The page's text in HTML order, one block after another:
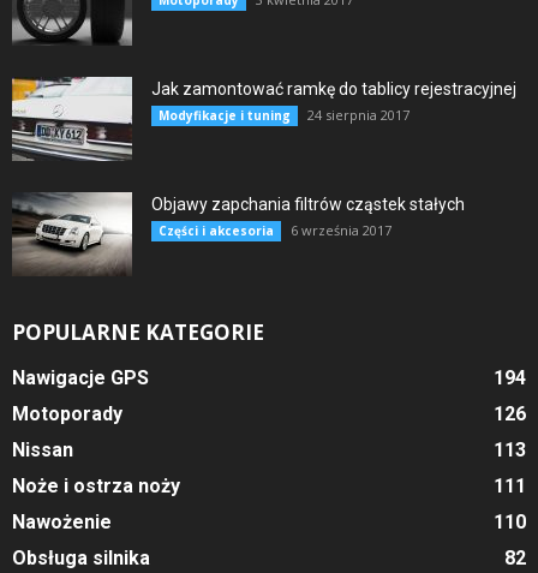
Jak zamontować ramkę do tablicy rejestracyjnej
Modyfikacje i tuning 24 sierpnia 2017
Objawy zapchania filtrów cząstek stałych
Części i akcesoria 6 września 2017
POPULARNE KATEGORIE
Nawigacje GPS
194
Motoporady
126
Nissan
113
Noże i ostrza noży
111
Nawożenie
110
Obsługa silnika
82